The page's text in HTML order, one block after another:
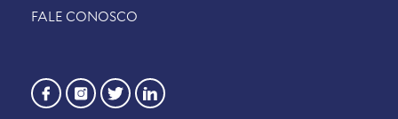
FALE CONOSCO